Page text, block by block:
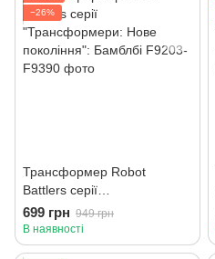
−26%
Трансформер Robot
Battlers серії
"Трансформери: Нове
покоління": Бамблбі
699 грн 949 грн
В наявності